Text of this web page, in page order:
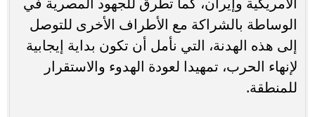
الوساطة بالشراكة مع الأطراف الأخرى للتوصل
إلى هذه الهدنة، التي نأمل أن تكون بداية إيجابية
لإنهاء الحرب، تمهيدا لعودة الهدوء والاستقرار
للمنطقة.